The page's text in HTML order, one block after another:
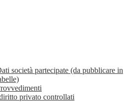
società partecipate (da pubblicare in
privato controllati